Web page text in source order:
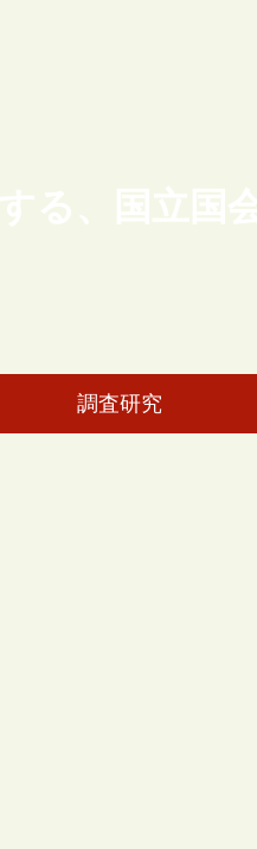
る、国立国
調査研究